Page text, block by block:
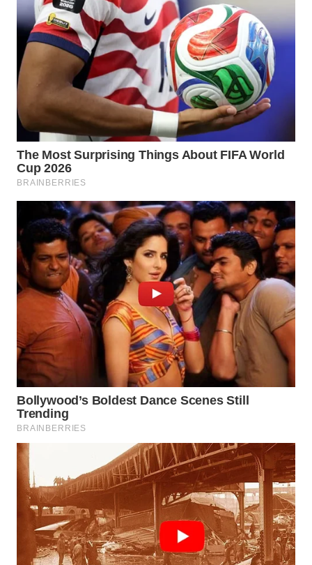
DAIRI
WN
WN
NIAS
WN
LANGKAT
WN
TAPANULI
SELATAN
WN
TANJUNG
LESUNG
WN
KARO
WN
SIMALUNGUN
LABUHANBATU
WN
TAPANULI
TENGAH